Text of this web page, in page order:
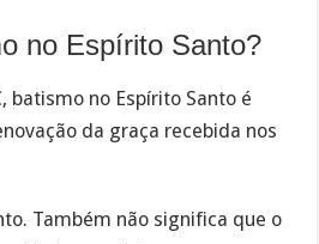
no Espírito Santo?
batismo no Espírito Santo é
da graça recebida nos
Também não significa que o